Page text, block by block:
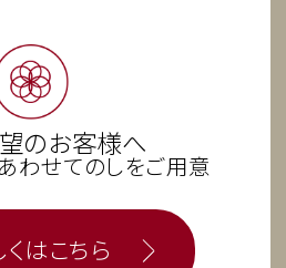
白松がモナカ
のお客様へ
わせてのしをご用意
はこちら